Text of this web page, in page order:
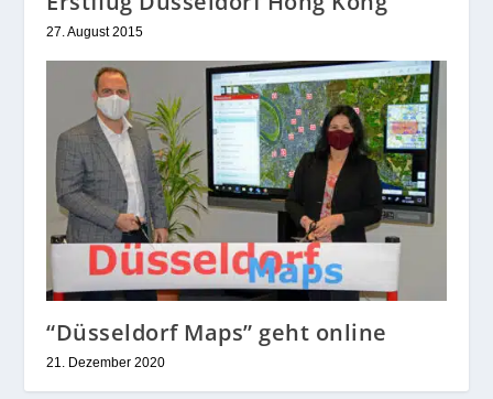
27. August 2015
“Düsseldorf Maps” geht online
21. Dezember 2020